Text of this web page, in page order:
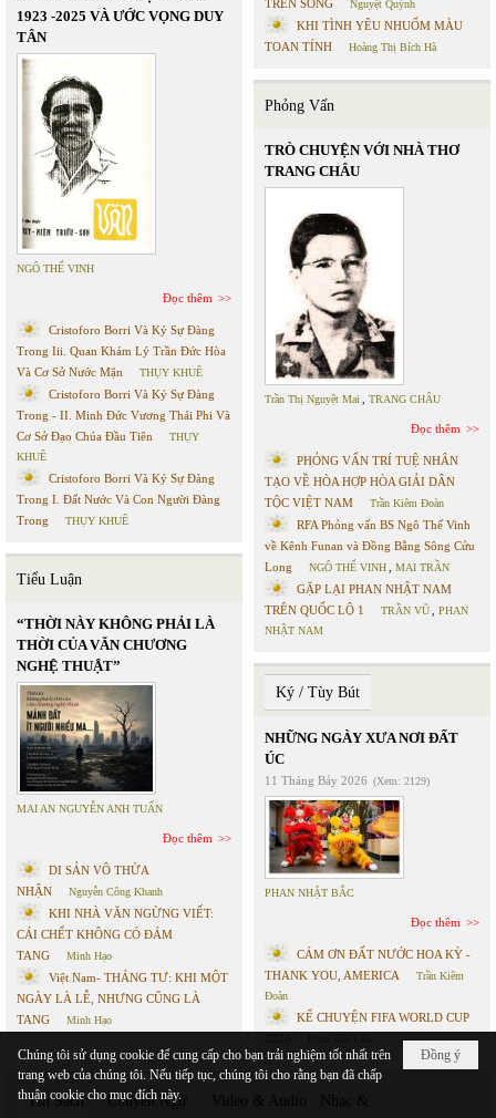
1923 -2025 VÀ ƯỚC VỌNG DUY
TÂN
NGÔ THẾ VINH
Đọc thêm
Cristoforo Borri Và Ký Sự Đàng
Trong Iii. Quan Khám Lý Trần Đức Hòa
Và Cơ Sở Nước Mặn
THỤY KHUÊ
Cristoforo Borri Và Ký Sự Đàng
Trong - II. Minh Đức Vương Thái Phi Và
Cơ Sở Đạo Chúa Đầu Tiên
THỤY
KHUÊ
Cristoforo Borri Và Ký Sự Đàng
Trong I. Đất Nước Và Con Người Đàng
Trong
THỤY KHUÊ
Tiểu Luận
“THỜI NÀY KHÔNG PHẢI LÀ
THỜI CỦA VĂN CHƯƠNG
NGHỆ THUẬT”
MAI AN NGUYỄN ANH TUẤN
Đọc thêm
DI SẢN VÔ THỪA
NHẬN
Nguyễn Công Khanh
KHI NHÀ VĂN NGỪNG VIẾT:
CÁI CHẾT KHÔNG CÓ ĐÁM
TANG
Minh Hạo
Việt Nam- THÁNG TƯ: KHI MỘT
NGÀY LÀ LỄ, NHƯNG CŨNG LÀ
TANG
Minh Hạo
TRÊN SÔNG
Nguyệt Quỳnh
KHI TÌNH YÊU NHUỐM MÀU
TOAN TÍNH
Hoàng Thị Bích Hà
Phỏng Vấn
TRÒ CHUYỆN VỚI NHÀ THƠ
TRANG CHÂU
Trần Thị Nguyệt Mai TRANG CHÂU
Đọc thêm
PHỎNG VẤN TRÍ TUỆ NHÂN
TẠO VỀ HÒA HỢP HÒA GIẢI DÂN
TỘC VIỆT NAM
Trần Kiêm Đoàn
RFA Phỏng vấn BS Ngô Thế Vinh
về Kênh Funan và Đồng Bằng Sông Cửu
Long
NGÔ THẾ VINH MAI TRẦN
GẶP LẠI PHAN NHẬT NAM
TRÊN QUỐC LỘ 1
TRẦN VŨ
PHAN
NHẬT NAM
Ký / Tùy Bút
NHỮNG NGÀY XƯA NƠI ĐẤT
ÚC
11 Tháng Bảy 2026 (Xem: 2129)
PHAN NHẬT BẮC
Đọc thêm
CÁM ƠN ĐẤT NƯỚC HOA KỲ -
THANK YOU, AMERICA
Trần Kiêm
Đoàn
KỂ CHUYỆN FIFA WORLD CUP
Tin Sách Chuyển Ngữ
Đồng ý
Chúng tôi sử dụng cookie để cung cấp cho bạn trải nghiệm tốt nhất trên
trang web của chúng tôi. Nếu tiếp tục, chúng tôi cho rằng bạn đã chấp
thuận cookie cho mục đích này.